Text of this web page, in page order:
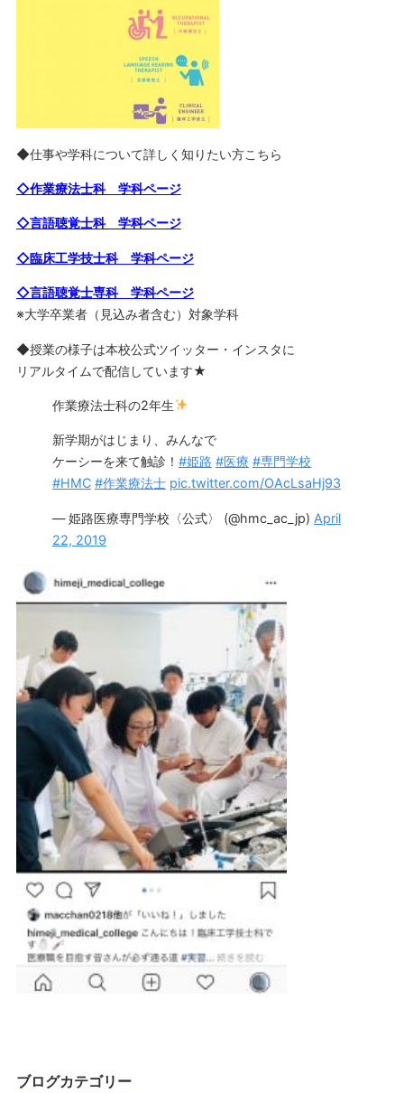
◆仕事や学科について詳しく知りたい方こちら
◇作業療法士科 学科ページ
◇言語聴覚士科 学科ページ
◇臨床工学技士科 学科ページ
◇言語聴覚士専科 学科ページ
※大学卒業者（見込み者含む）対象学科
◆授業の様子は本校公式ツイッター・インスタに
リアルタイムで配信しています★
作業療法士科の2年生
新学期がはじまり、みんなで
ケーシーを来て触診！ #姫路 #医療 #専門学校
#HMC #作業療法士 pic.twitter.com/OAcLsaHj93
— 姫路医療専門学校〈公式〉 (@hmc_ac_jp) April
22, 2019
ブログカテゴリー